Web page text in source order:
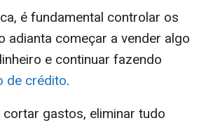
é fundamental controlar os
adianta começar a vender algo
e continuar fazendo
de crédito.
cortar gastos, eliminar tudo